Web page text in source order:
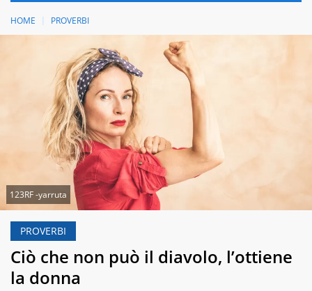
HOME PROVERBI
123RF -yarruta
PROVERBI
Ciò che non può il diavolo, l’ottiene
la donna